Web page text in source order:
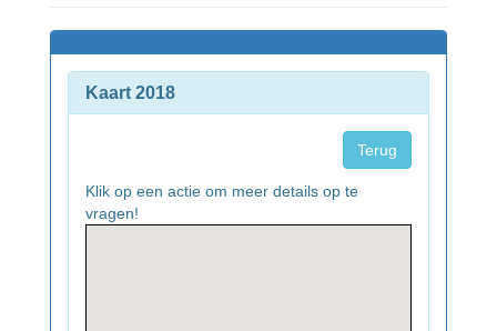
Kaart 2018
Terug
Klik op een actie om meer details op te
vragen!